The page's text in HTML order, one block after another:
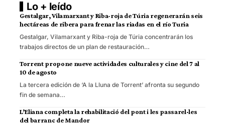
Lo + leído
Gestalgar, Vilamarxant y Riba-roja de Túria regenerarán seis
hectáreas de ribera para frenar las riadas en el río Turia
Gestalgar, Vilamarxant y Riba-roja de Túria concentrarán los
trabajos directos de un plan de restauración…
Torrent propone nueve actividades culturales y cine del 7 al
10 de agosto
La tercera edición de ‘A la Lluna de Torrent’ afronta su segundo
fin de semana…
L’Eliana completa la rehabilitació del pont i les passarel·les
del barranc de Mandor